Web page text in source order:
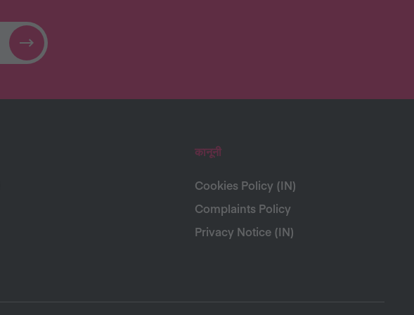
कानूनी
Cookies Policy (IN)
Complaints Policy
Privacy Notice (IN)